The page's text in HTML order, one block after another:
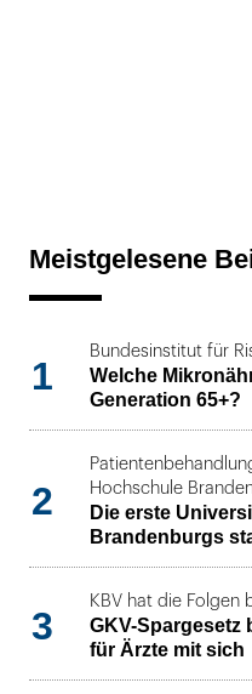
Meistgelesene
1
Bundesinstitut für
Welche
Generation 65+?
2
Hochschule
Die erste
Brandenburgs
3
KBV hat die Folgen
GKV-Spargesetz
für Ärzte mit sich